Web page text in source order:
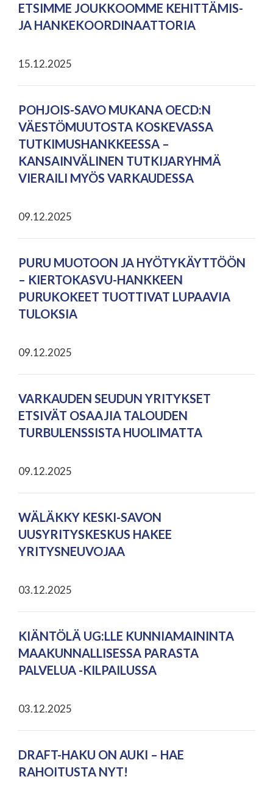
ETSIMME JOUKKOOMME KEHITTÄMIS-
JA HANKEKOORDINAATTORIA
15.12.2025
POHJOIS-SAVO MUKANA OECD:N
VÄESTÖMUUTOSTA KOSKEVASSA
TUTKIMUSHANKKEESSA –
KANSAINVÄLINEN TUTKIJARYHMÄ
VIERAILI MYÖS VARKAUDESSA
09.12.2025
PURU MUOTOON JA HYÖTYKÄYTTÖÖN
– KIERTOKASVU-HANKKEEN
PURUKOKEET TUOTTIVAT LUPAAVIA
TULOKSIA
09.12.2025
VARKAUDEN SEUDUN YRITYKSET
ETSIVÄT OSAAJIA TALOUDEN
TURBULENSSISTA HUOLIMATTA
09.12.2025
WÄLÄKKY KESKI-SAVON
UUSYRITYSKESKUS HAKEE
YRITYSNEUVOJAA
03.12.2025
KIÄNTÖLÄ UG:LLE KUNNIAMAININTA
MAAKUNNALLISESSA PARASTA
PALVELUA -KILPAILUSSA
03.12.2025
DRAFT-HAKU ON AUKI – HAE
RAHOITUSTA NYT!